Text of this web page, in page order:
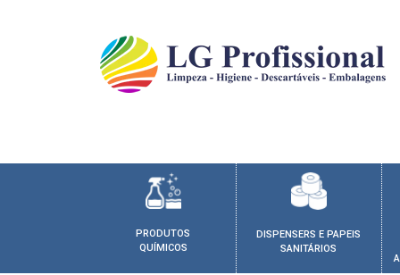
PRODUTOS
QUÍMICOS
DISPENSERS E PAPEIS
SANITÁRIOS